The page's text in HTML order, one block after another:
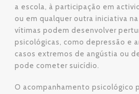
a escola, à participação em
ou em qualquer outra iniciativa na
vítimas podem desenvolver
psicológicas, como depressão e
casos extremos de angústia ou
pode cometer suicídio.
O acompanhamento psicológico